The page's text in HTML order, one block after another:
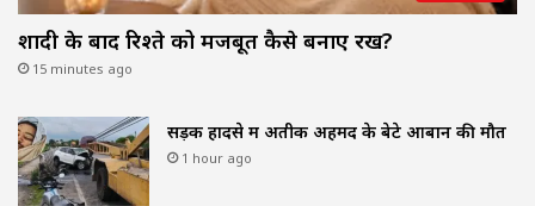
शादी के बाद रिश्ते को मजबूत कैसे बनाए रखें?
15 minutes ago
सड़क हादसे में अतीक अहमद के बेटे आबान की मौत
1 hour ago